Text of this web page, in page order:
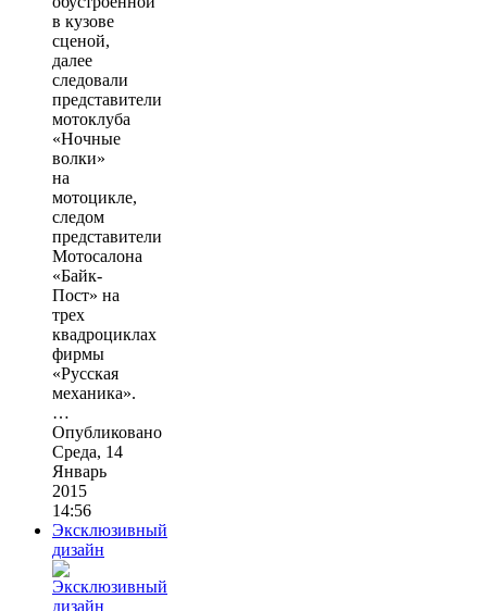
в кузове
сценой,
далее
следовали
представители
мотоклуба
«Ночные
волки»
на
мотоцикле,
следом
представители
Мотосалона
«Байк-
Пост» на
трех
квадроциклах
фирмы
«Русская
механика».
…
Опубликовано
Среда, 14
Январь
2015
14:56
Эксклюзивный
дизайн